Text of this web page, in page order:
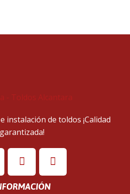
instalación de toldos ¡Calidad
garantizada!